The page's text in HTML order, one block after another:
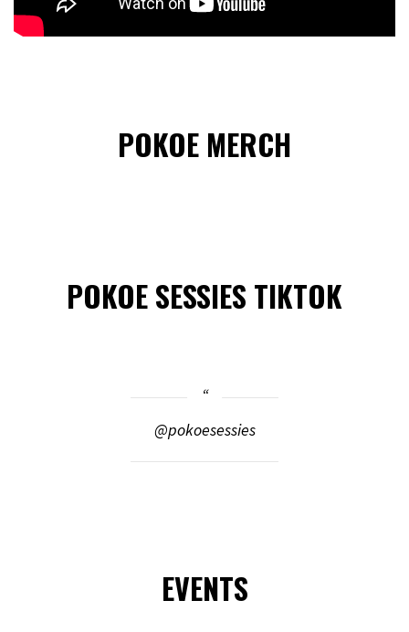
POKOE MERCH
POKOE SESSIES TIKTOK
@pokoesessies
EVENTS